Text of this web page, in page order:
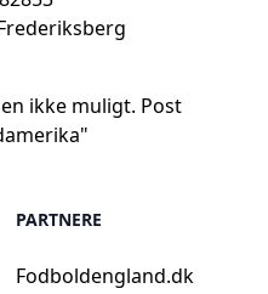
ikke muligt. Post
PARTNERE
Fodboldengland.dk